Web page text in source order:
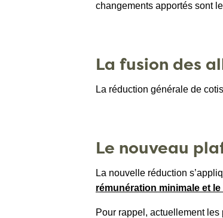
changements apportés sont
La fusion des
La réduction générale de
Le nouveau
La nouvelle réduction
rémunération minimale et le
Pour rappel, actuellement